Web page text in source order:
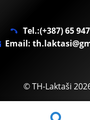
Tel.:(+387) 65
Email:
© TH-Laktaši
.